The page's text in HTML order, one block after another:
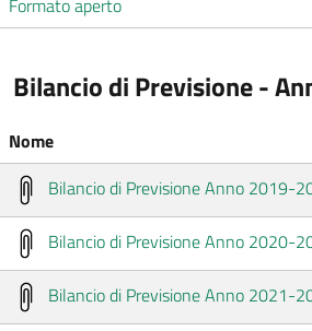
Formato aperto
Bilancio di Previsione -
Nome
Bilancio di Previsione Anno 2019-
Bilancio di Previsione Anno 2020-
Bilancio di Previsione Anno 2021-